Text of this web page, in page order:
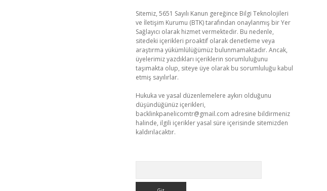
Sitemiz, 5651 Sayılı Kanun gereğince Bilgi Teknolojileri
ve İletişim Kurumu (BTK) tarafından onaylanmış bir Yer
Sağlayıcı olarak hizmet vermektedir. Bu nedenle,
sitedeki içerikleri proaktif olarak denetleme veya
araştırma yükümlülüğümüz bulunmamaktadır. Ancak,
üyelerimiz yazdıkları içeriklerin sorumluluğunu
taşımakta olup, siteye üye olarak bu sorumluluğu kabul
etmiş sayılırlar.
Hukuka ve yasal düzenlemelere aykırı olduğunu
düşündüğünüz içerikleri,
backlinkpanelicomtr@gmail.com adresine bildirmeniz
halinde, ilgili içerikler yasal süre içerisinde sitemizden
kaldırılacaktır.